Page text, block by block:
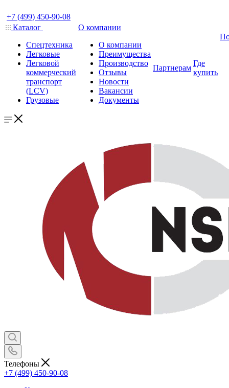
+7 (499) 450-90-08
Каталог
Спецтехника
Легковые
Легковой
коммерческий
транспорт
(LCV)
Грузовые
О компании
О компании
Преимущества
Производство
Отзывы
Новости
Вакансии
Документы
Партнерам
Где
купить
Телефоны
+7 (499) 450-90-08